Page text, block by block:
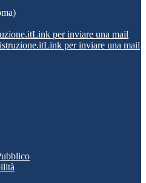
Link per inviare una mail
Link per inviare una mail